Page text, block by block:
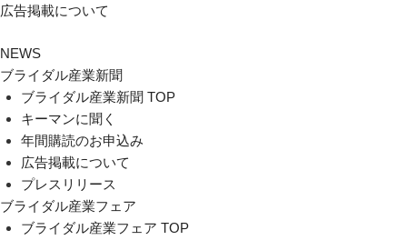
広告掲載について
NEWS
ブライダル産業新聞
ブライダル産業新聞 TOP
キーマンに聞く
年間購読のお申込み
広告掲載について
プレスリリース
ブライダル産業フェア
ブライダル産業フェア TOP